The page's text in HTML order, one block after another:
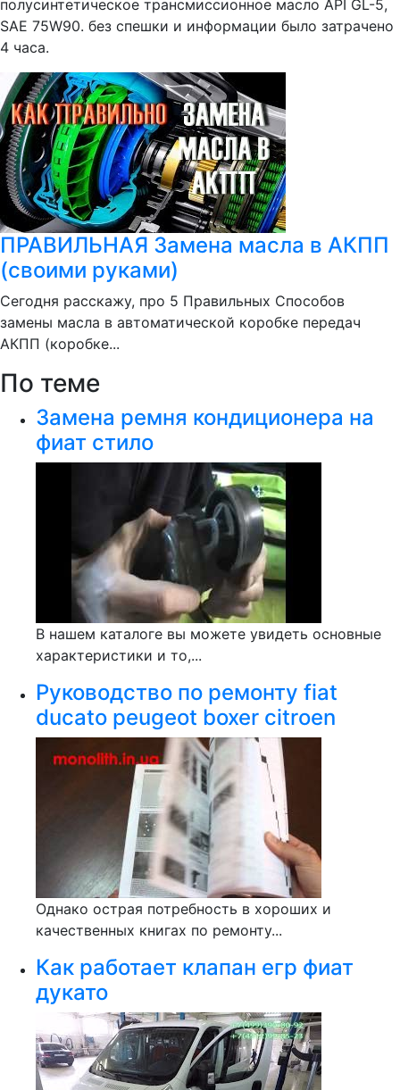
полусинтетическое трансмиссионное масло API GL-5,
SAE 75W90. без спешки и информации было затрачено
4 часа.
ПРАВИЛЬНАЯ Замена масла в АКПП
(своими руками)
Сегодня расскажу, про 5 Правильных Способов
замены масла в автоматической коробке передач
АКПП (коробке...
По теме
Замена ремня кондиционера на
фиат стило
В нашем каталоге вы можете увидеть основные
характеристики и то,...
Руководство по ремонту fiat
ducato peugeot boxer citroen
Однако острая потребность в хороших и
качественных книгах по ремонту...
Как работает клапан егр фиат
дукато